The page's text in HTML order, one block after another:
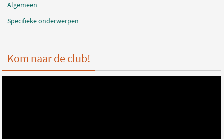
Algemeen
Specifieke onderwerpen
Kom naar de club!